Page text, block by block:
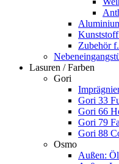
Zubehör
Lasuren / Farben
Gori
Gori 33
Gori 66
Gori 79
Gori 88
Osmo
Außen: